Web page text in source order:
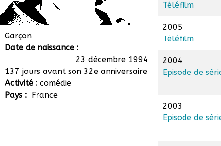
Morgan Sarpaux
Garçon
Date de naissance :
23 décembre 1994
137 jours avant son 32e anniversaire
Activité : comédie
Pays : France
Téléfilm
2005
Téléfilm
2004
Episode de
2003
Episode de